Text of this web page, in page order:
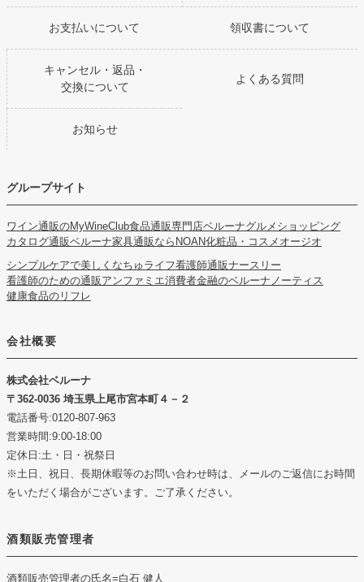
お支払いについて 領収書について
キャンセル・返品・
交換について
よくある質問
お知らせ
グループサイト
ワイン通販のMyWineClub食品通販専門店ベルーナグルメショッピング
カタログ通販ベルーナ家具通販ならNOAN化粧品・コスメオージオ
シンプルケアで美しくなちゅライフ看護師通販ナースリー
看護師のための通販アンファミエ消費者金融のベルーナノーティス
健康食品のリフレ
会社概要
株式会社ベルーナ
362-0036 埼玉県上尾市宮本町４－２
電話番号:0120-807-963
営業時間:9:00-18:00
定休日:土・日・祝祭日
※土日、祝日、長期休暇等のお問い合わせ時は、メールのご返信にお時間
をいただく場合がございます。ご了承ください。
酒類販売管理者
酒類販売管理者の氏名=白石 健人